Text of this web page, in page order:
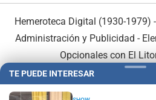
Hemeroteca Digital (1930-1979) -
Administración y Publicidad -
Opcionales con El
TE PUEDE INTERESAR